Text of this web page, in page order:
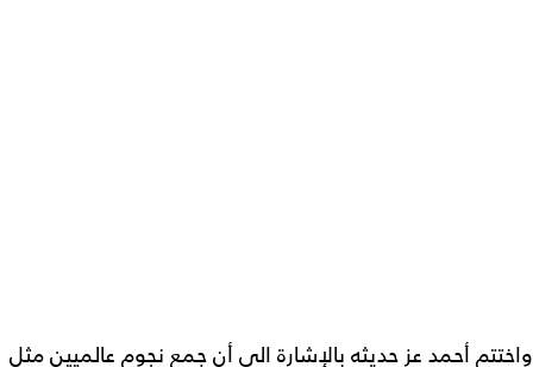
واختتم أحمد عز حديثه بالإشارة الى أن جمع نجوم عالميين مثل